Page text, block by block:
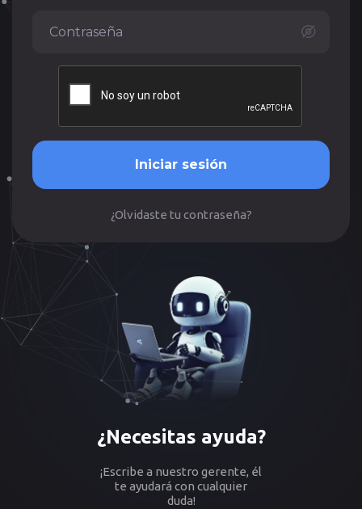
Iniciar sesión
¿Olvidaste tu contraseña?
¿Necesitas ayuda?
¡Escribe a nuestro gerente, él
te ayudará con cualquier
duda!